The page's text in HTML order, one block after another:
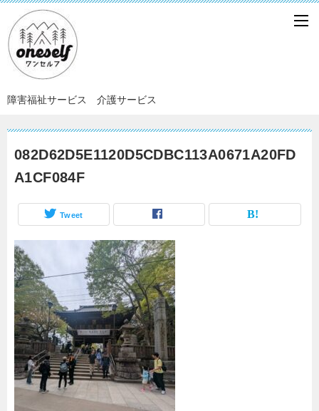
障害福祉サービス 介護サービス
082D62D5E1120D5CDBC113A0671A20FD
A1CF084F
Tweet